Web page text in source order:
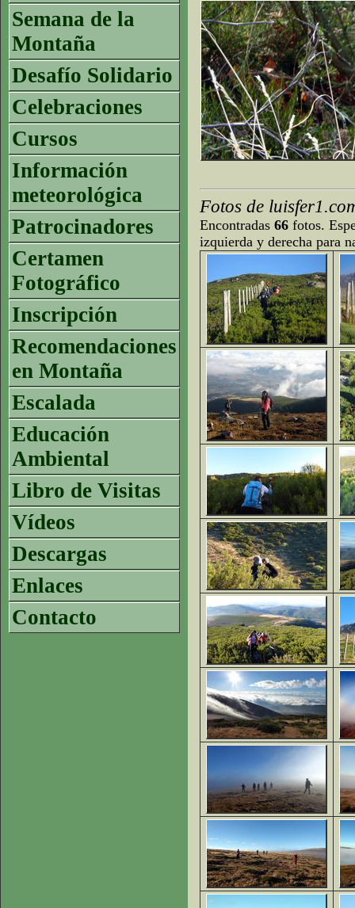
Semana de la
Montaña
Desafío Solidario
Celebraciones
Cursos
Información
meteorológica
Patrocinadores
Certamen
Fotográfico
Inscripción
Recomendaciones
en Montaña
Escalada
Educación
Ambiental
Libro de Visitas
Vídeos
Descargas
Enlaces
Contacto
Fotos de
Encontradas 66 fotos.
izquierda y derecha para